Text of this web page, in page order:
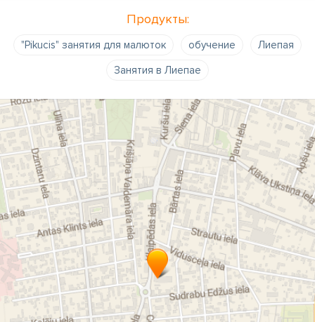
Продукты:
"Pikucis" занятия для малюток обучение
Лиепая
Занятия в Лиепае